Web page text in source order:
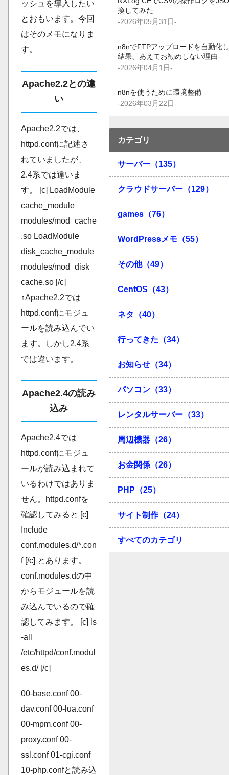
ッシュを導入したい
とおもいます。今回
はそのメモになりま
す。
Apache2.2との違
い
Apache2.2では、
httpd.confに記述さ
れていましたが、
2.4系では違いま
す。 [c] LoadModule
cache_module
modules/mod_cache
.so LoadModule
disk_cache_module
modules/mod_disk_
cache.so [/c]
↑Apache2.2では
httpd.confにモジュ
ールを読み込んでい
ます。しかし2.4系
では違います。
Apache2.4の読み
込み
Apache2.4では
httpd.confにモジュ
ールが読み込まれて
いるわけではありま
せん。httpd.confを
確認してみると [c]
Include
conf.modules.d/*.con
f [/c] とあります。
conf.modules.dの中
からモジュールを読
み込んでいるので確
認してみます。 [c] ls
-all
/etc/httpd/conf.modul
es.d/ [/c]
00-base.conf 00-
dav.conf 00-lua.conf
00-mpm.conf 00-
proxy.conf 00-
ssl.conf 01-cgi.conf
10-php.confと読み込
換してみた
-2026年05月31日-
n8nでFTPアップロードを自動化
結果、あえてお勧めしない理由
-2026年04月1日-
n8nを使うために環境整備
-2026年03月22日-
カテゴリ
サーバー（135）
クラウドサーバー（129）
games（76）
WordPressメモ（55）
その他（49）
CentOS（43）
ネタ（40）
行ってきた（34）
お知らせ（34）
パソコン（33）
レンタルサーバー（33）
周辺機器（26）
お金関係（26）
PHP（25）
サイト制作（24）
すべてのカテゴリ